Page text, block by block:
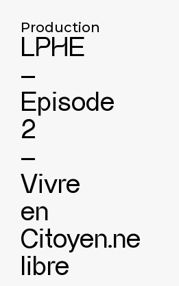
Production
LPHE
–
Episode
2
–
Vivre
en
Citoyen.ne
libre